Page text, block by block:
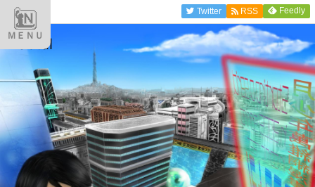
fractal
Twitter RSS Feedly
ＭＥＮＵ